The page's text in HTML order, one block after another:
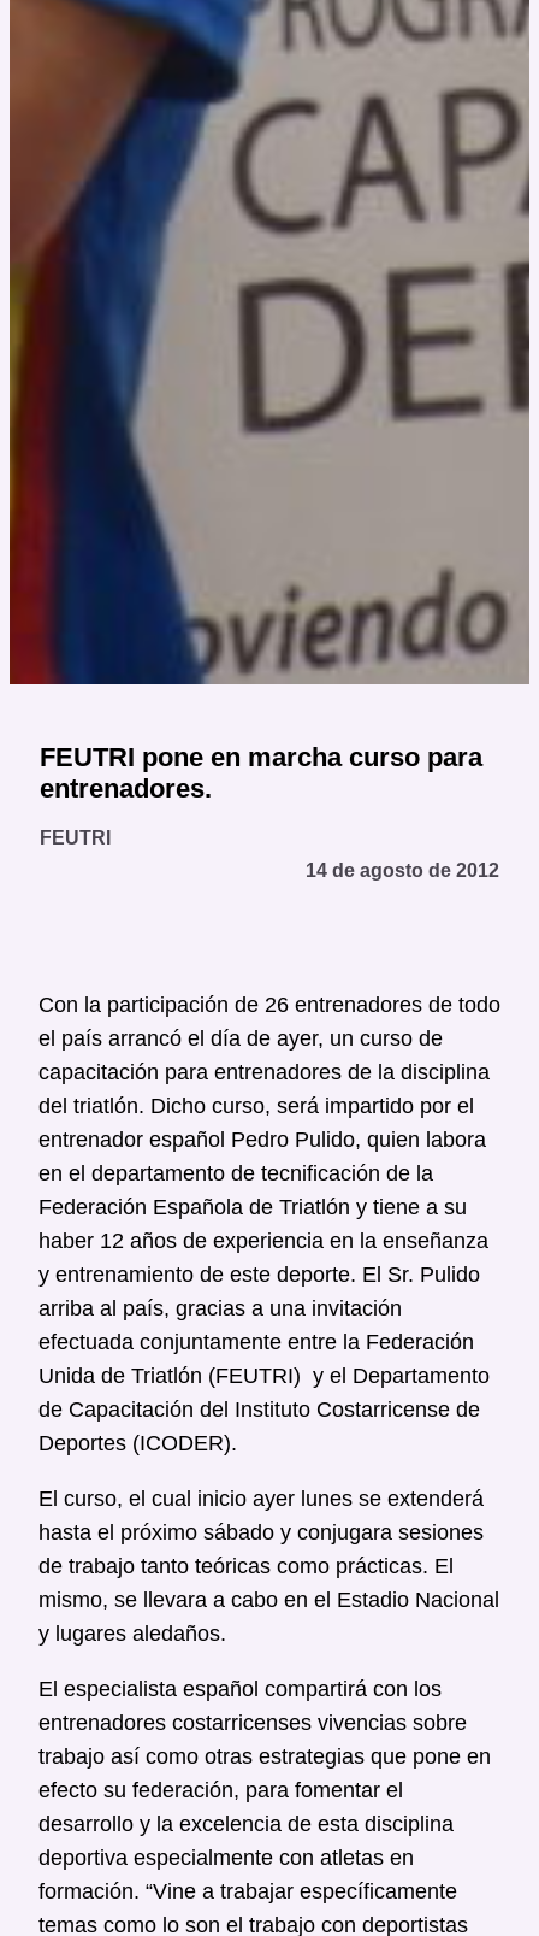
FEUTRI pone en marcha curso para
entrenadores.
FEUTRI
14 de agosto de 2012
Con la participación de 26 entrenadores de todo
el país arrancó el día de ayer, un curso de
capacitación para entrenadores de la disciplina
del triatlón. Dicho curso, será impartido por el
entrenador español Pedro Pulido, quien labora
en el departamento de tecnificación de la
Federación Española de Triatlón y tiene a su
haber 12 años de experiencia en la enseñanza
y entrenamiento de este deporte. El Sr. Pulido
arriba al país, gracias a una invitación
efectuada conjuntamente entre la Federación
Unida de Triatlón (FEUTRI) y el Departamento
de Capacitación del Instituto Costarricense de
Deportes (ICODER).
El curso, el cual inicio ayer lunes se extenderá
hasta el próximo sábado y conjugara sesiones
de trabajo tanto teóricas como prácticas. El
mismo, se llevara a cabo en el Estadio Nacional
y lugares aledaños.
El especialista español compartirá con los
entrenadores costarricenses vivencias sobre
trabajo así como otras estrategias que pone en
efecto su federación, para fomentar el
desarrollo y la excelencia de esta disciplina
deportiva especialmente con atletas en
formación. “Vine a trabajar específicamente
temas como lo son el trabajo con deportistas